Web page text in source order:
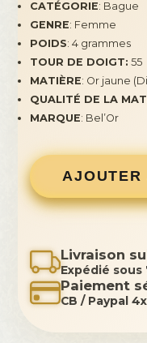
CATÉGORIE: Bague
GENRE: Femme
POIDS: 4 grammes
TOUR DE DOIGT: 55
MATIÈRE: Or jaune
QUALITÉ DE LA
MARQUE: Bel’Or
AJOUTER
Livraison
Expédié sous
Paiement
CB / Paypal